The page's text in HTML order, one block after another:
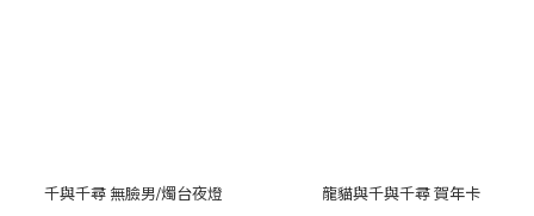
千與千尋 無臉男/燭台夜燈 龍貓與千與千尋 賀年卡